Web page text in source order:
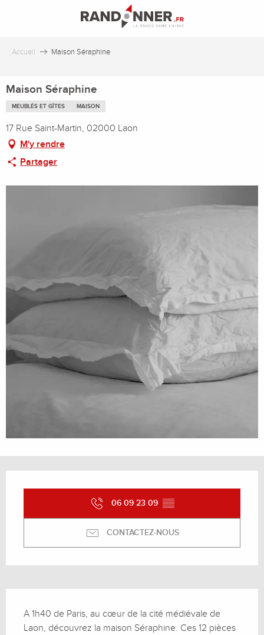
principal
Accueil Maison Séraphine
Maison Séraphine
MEUBLÉS ET GÎTES MAISON
17 Rue Saint-Martin, 02000 Laon
M'y rendre
Partager
06 09 23 09 ▒▒
CONTACTEZ-NOUS
A 1h40 de Paris, au cœur de la cité médiévale de
Laon, découvrez la maison Séraphine. Ces 12 pièces